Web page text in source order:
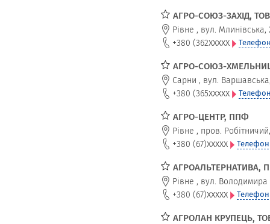
АГРО-СОЮЗ-ЗАХІД,
Рівне , вул. Млинівська,
+380 (362xxxxx
АГРО-СОЮЗ-
Сарни , вул.
+380 (365xxxxx
АГРО-ЦЕНТР, ППФ
Рівне , пров.
+380 (67)xxxxx
АГРОАЛЬТЕРНАТИВА,
Рівне , вул. Володимира
+380 (67)xxxxx
АГРОЛАН КРУПЕЦЬ,